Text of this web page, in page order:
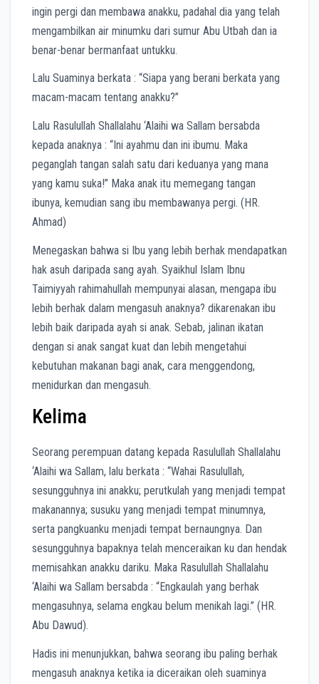
ingin pergi dan membawa anakku, padahal dia yang telah
mengambilkan air minumku dari sumur Abu Utbah dan ia
benar-benar bermanfaat untukku.
Lalu Suaminya berkata : “Siapa yang berani berkata yang
macam-macam tentang anakku?”
Lalu Rasulullah Shallalahu ‘Alaihi wa Sallam bersabda
kepada anaknya : “Ini ayahmu dan ini ibumu. Maka
peganglah tangan salah satu dari keduanya yang mana
yang kamu suka!” Maka anak itu memegang tangan
ibunya, kemudian sang ibu membawanya pergi. (HR.
Ahmad)
Menegaskan bahwa si Ibu yang lebih berhak mendapatkan
hak asuh daripada sang ayah. Syaikhul Islam Ibnu
Taimiyyah rahimahullah mempunyai alasan, mengapa ibu
lebih berhak dalam mengasuh anaknya? dikarenakan ibu
lebih baik daripada ayah si anak. Sebab, jalinan ikatan
dengan si anak sangat kuat dan lebih mengetahui
kebutuhan makanan bagi anak, cara menggendong,
menidurkan dan mengasuh.
Kelima
Seorang perempuan datang kepada Rasulullah Shallalahu
‘Alaihi wa Sallam, lalu berkata : “Wahai Rasulullah,
sesungguhnya ini anakku; perutkulah yang menjadi tempat
makanannya; susuku yang menjadi tempat minumnya,
serta pangkuanku menjadi tempat bernaungnya. Dan
sesungguhnya bapaknya telah menceraikan ku dan hendak
memisahkan anakku dariku. Maka Rasulullah Shallalahu
‘Alaihi wa Sallam bersabda : “Engkaulah yang berhak
mengasuhnya, selama engkau belum menikah lagi.” (HR.
Abu Dawud).
Hadis ini menunjukkan, bahwa seorang ibu paling berhak
mengasuh anaknya ketika ia diceraikan oleh suaminya